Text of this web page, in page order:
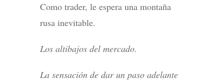
Como trader, le espera una montaña
rusa inevitable.
Los altibajos del mercado.
La sensación de dar un paso adelante